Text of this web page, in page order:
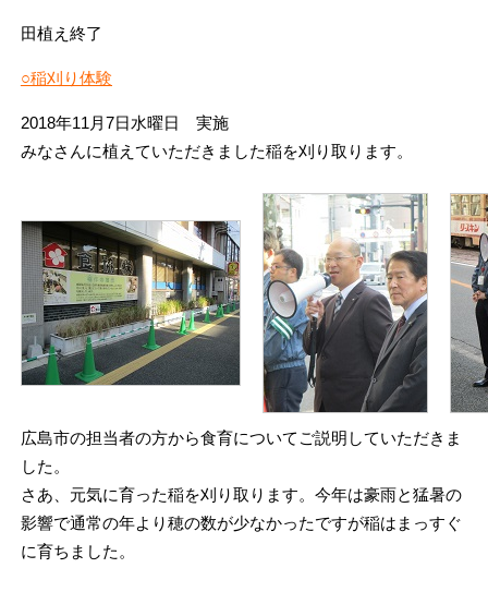
田植え終了
○稲刈り体験
2018年11月7日水曜日 実施
みなさんに植えていただきました稲を刈り取ります。
広島市の担当者の方から食育についてご説明していただきま
した。
さあ、元気に育った稲を刈り取ります。今年は豪雨と猛暑の
影響で通常の年より穂の数が少なかったですが稲はまっすぐ
に育ちました。